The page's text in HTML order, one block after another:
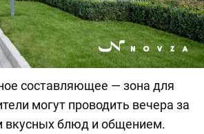
составляющее — зона для
могут проводить вечера за
вкусных блюд и общением.